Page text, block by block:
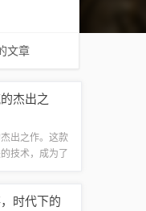
文章
杰出之
出之作。这款
技术，成为了
的魅力。...
时代下的